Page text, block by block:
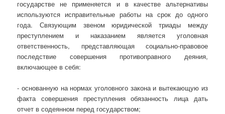
государстве не применяется и в качестве альтернативы
используются исправительные работы на срок до одного
года. Связующим звеном юридической триады между
преступлением и наказанием является уголовная
ответственность, представляющая социально-правовое
последствие совершения противоправного деяния,
включающее в себя:
- основанную на нормах уголовного закона и вытекающую из
факта совершения преступления обязанность лица дать
отчет в содеянном перед государством;